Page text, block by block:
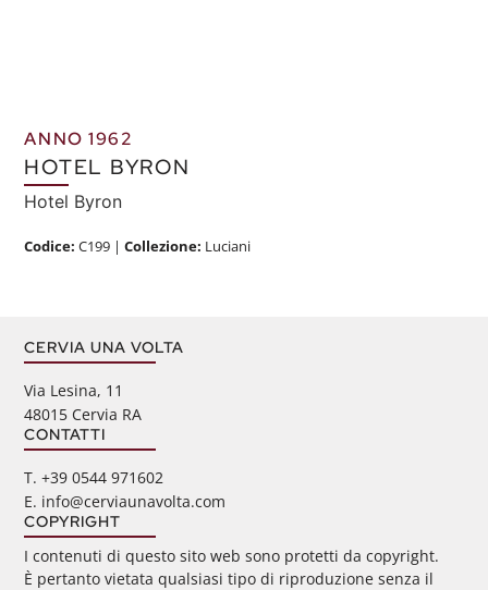
ANNO 1962
HOTEL BYRON
Hotel Byron
Codice:C199 |Collezione: Luciani
CERVIA UNA VOLTA
Via Lesina, 11
48015 Cervia RA
CONTATTI
‭T. +39 0544 971602
E. info@cerviaunavolta.com
COPYRIGHT
I contenuti di questo sito web sono protetti da copyright.
È pertanto vietata qualsiasi tipo di riproduzione senza il